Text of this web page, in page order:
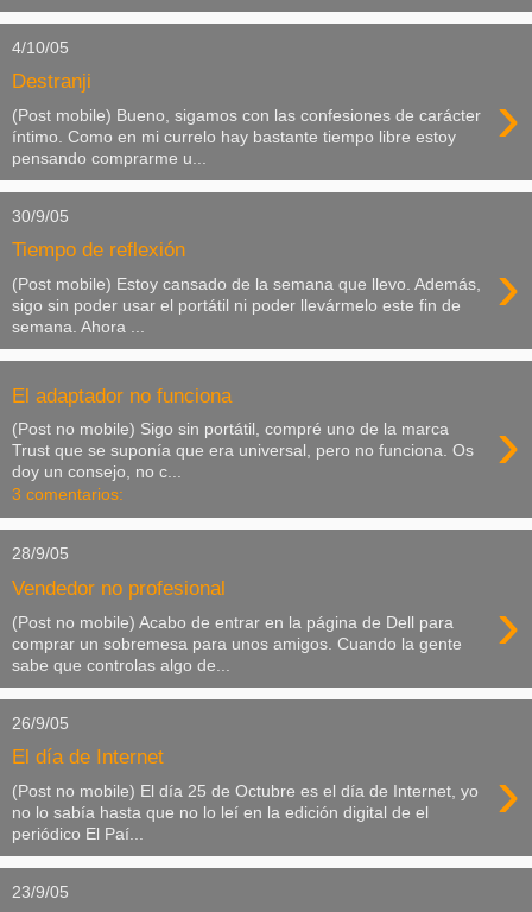
4/10/05
Destranji ›
(Post mobile) Bueno, sigamos con las confesiones de carácter
íntimo. Como en mi currelo hay bastante tiempo libre estoy
pensando comprarme u...
30/9/05
Tiempo de reflexión ›
(Post mobile) Estoy cansado de la semana que llevo. Además,
sigo sin poder usar el portátil ni poder llevármelo este fin de
semana. Ahora ...
El adaptador no funciona
›
(Post no mobile) Sigo sin portátil, compré uno de la marca
Trust que se suponía que era universal, pero no funciona. Os
doy un consejo, no c...
3 comentarios:
28/9/05
Vendedor no profesional ›
(Post no mobile) Acabo de entrar en la página de Dell para
comprar un sobremesa para unos amigos. Cuando la gente
sabe que controlas algo de...
26/9/05
El día de Internet ›
(Post no mobile) El día 25 de Octubre es el día de Internet, yo
no lo sabía hasta que no lo leí en la edición digital de el
periódico El Paí...
23/9/05